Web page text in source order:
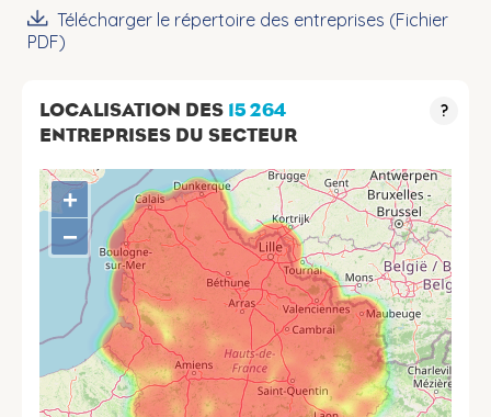
Télécharger le répertoire des entreprises (Fichier
PDF)
LOCALISATION DES 15 264
ENTREPRISES DU SECTEUR
?
+
−